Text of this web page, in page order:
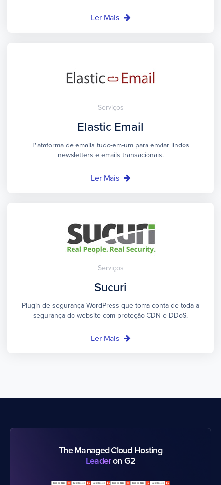
Ler Mais
Serviços
Elastic Email
Plataforma de emails tudo-em-um para enviar lindos
newsletters e emails transacionais.
Ler Mais
Serviços
Sucuri
Plugin de segurança WordPress que toma conta de toda a
segurança do website com proteção CDN e DDoS.
Ler Mais
The Managed Cloud Hosting
Leaderon G2